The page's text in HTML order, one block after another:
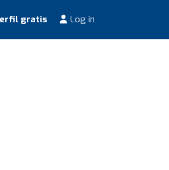
gratis Log in